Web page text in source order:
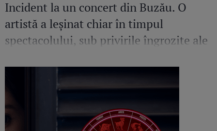
Incident la un concert din Buzău. O
artistă a leșinat chiar în timpul
spectacolului, sub privirile îngrozite ale